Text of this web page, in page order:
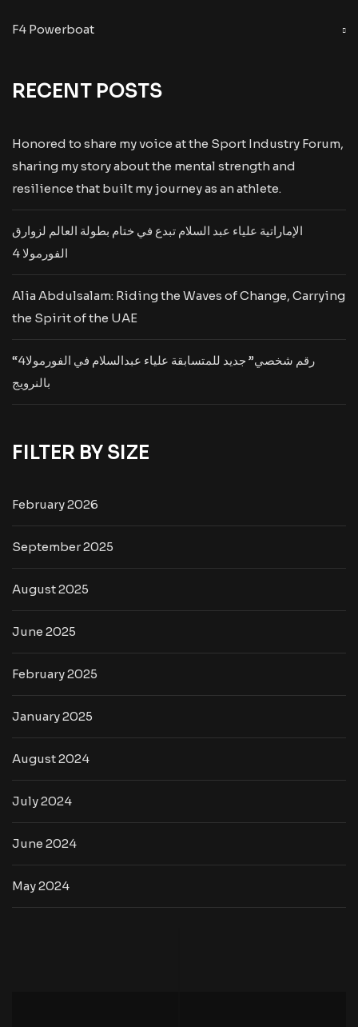
F4 Powerboat
RECENT POSTS
Honored to share my voice at the Sport Industry Forum,
sharing my story about the mental strength and
resilience that built my journey as an athlete.
الإماراتية علياء عبد السلام تبدع في ختام بطولة العالم لزوارق
الفورمولا 4
Alia Abdulsalam: Riding the Waves of Change, Carrying
the Spirit of the UAE
“رقم شخصي” جديد للمتسابقة علياء عبدالسلام في الفورمولا4
بالنرويج
FILTER BY SIZE
February 2026
September 2025
August 2025
June 2025
February 2025
January 2025
August 2024
July 2024
June 2024
May 2024